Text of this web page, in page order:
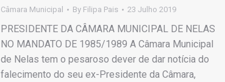
Câmara Municipal By Filipa Pais 23 Julho 2019
PRESIDENTE DA CÂMARA MUNICIPAL DE NELAS
NO MANDATO DE 1985/1989 A Câmara Municipal
de Nelas tem o pesaroso dever de dar notícia do
falecimento do seu ex-Presidente da Câmara,